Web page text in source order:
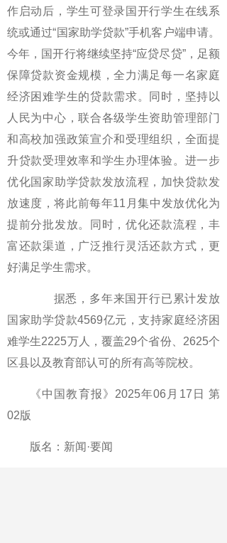
作启动后，学生可登录国开行学生在线系
统或通过“国家助学贷款”手机客户端申请。
今年，国开行将继续坚持“应贷尽贷”，足额
保障贷款资金规模，全力满足每一名家庭
经济困难学生的贷款需求。同时，坚持以
人民为中心，联合各级学生资助管理部门
和高校加强政策宣介和受理组织，全面提
升贷款受理效率和学生办理体验。进一步
优化国家助学贷款发放流程，加快贷款发
放速度，将此前每年11月集中发放优化为
提前分批发放。同时，优化还款流程，丰
富还款渠道，广泛推行灵活还款方式，更
好满足学生需求。
据悉，多年来国开行已累计发放
国家助学贷款4569亿元，支持家庭经济困
难学生2225万人，覆盖29个省份、2625个
区县以及教育部认可的所有高等院校。
《中国教育报》2025年06月17日 第
02版
版名：新闻·要闻